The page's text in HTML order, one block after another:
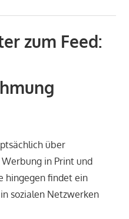
zum Feed:
über
in Print und
hingegen findet ein
sozialen Netzwerken